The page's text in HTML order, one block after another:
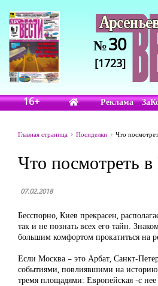
№30
[1723]
16+ Реклама
Главная страница Посиделки Что
Что посмотреть
07.02.2018
Бесспорно, Киев прекрасен,
так и не познать всех его тайн.
большим комфортом прокатиться на
Если Москва – это Арбат, Санкт-
событиями, повлиявшими на историю
тремя площадями: Европейская -с